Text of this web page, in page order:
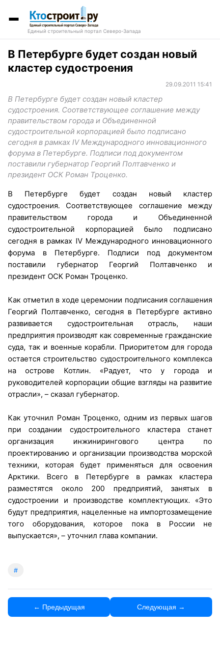
Единый строительный портал Северо-Запада
В Петербурге будет создан новый
кластер судостроения
29.09.2011 15:41
В Петербурге будет создан новый кластер
судостроения. Соответствующее соглашение между
правительством города и Объединенной
судостроительной корпорацией было подписано
сегодня в рамках IV Международного инновационного
форума в Петербурге. Подписи под документом
поставили губернатор Георгий Полтавченко и
президент ОСК Роман Троценко.
В Петербурге будет создан новый кластер
судостроения. Соответствующее соглашение между
правительством города и Объединенной
судостроительной корпорацией было подписано
сегодня в рамках IV Международного инновационного
форума в Петербурге. Подписи под документом
поставили губернатор Георгий Полтавченко и
президент ОСК Роман Троценко.
Как отметил в ходе церемонии подписания соглашения
Георгий Полтавченко, сегодня в Петербурге активно
развивается судостроительная отрасль, наши
предприятия производят как современные гражданские
суда, так и военные корабли. Приоритетом для города
остается строительство судостроительного комплекса
на острове Котлин. «Радует, что у города и
руководителей корпорации общие взгляды на развитие
отрасли», – сказал губернатор.
Как уточнил Роман Троценко, одним из первых шагов
при создании судостроительного кластера станет
организация инжинирингового центра по
проектированию и организации производства морской
техники, которая будет применяться для освоения
Арктики. Всего в Петербурге в рамках кластера
разместятся около 200 предприятий, занятых в
судостроении и производстве комплектующих. «Это
будут предприятия, нацеленные на импортозамещение
того оборудования, которое пока в России не
выпускается», – уточнил глава компании.
#
← Предыдущая Следующая →